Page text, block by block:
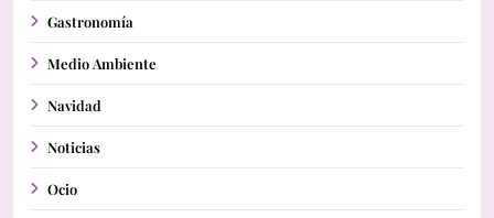
Gastronomía
Medio Ambiente
Navidad
Noticias
Ocio